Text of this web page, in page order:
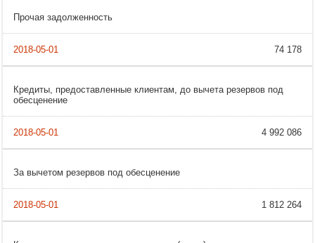
Прочая задолженность
74 178
Кредиты, предоставленные клиентам, до вычета резервов под
обесценение
4 992 086
За вычетом резервов под обесценение
1 812 264